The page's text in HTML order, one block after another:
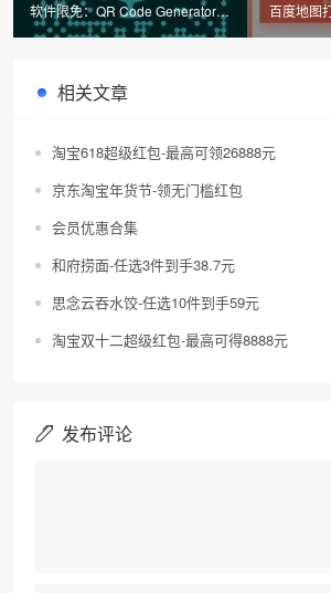
软件限免：QR Code Generator
QRGenie
百度地图
相关文章
淘宝618超级红包-最高可领26888元
京东淘宝年货节-领无门槛红包
会员优惠合集
和府捞面-任选3件到手38.7元
思念云吞水饺-任选10件到手59元
淘宝双十二超级红包-最高可得8888元
发布评论